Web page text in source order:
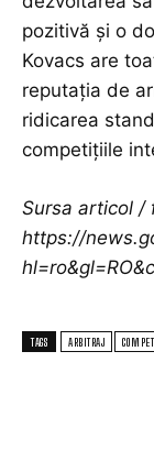
pozitivă și o
Kovacs are
reputația de
ridicarea
competițiile
Sursa articol /
https://
TAGS ARBITRAJ